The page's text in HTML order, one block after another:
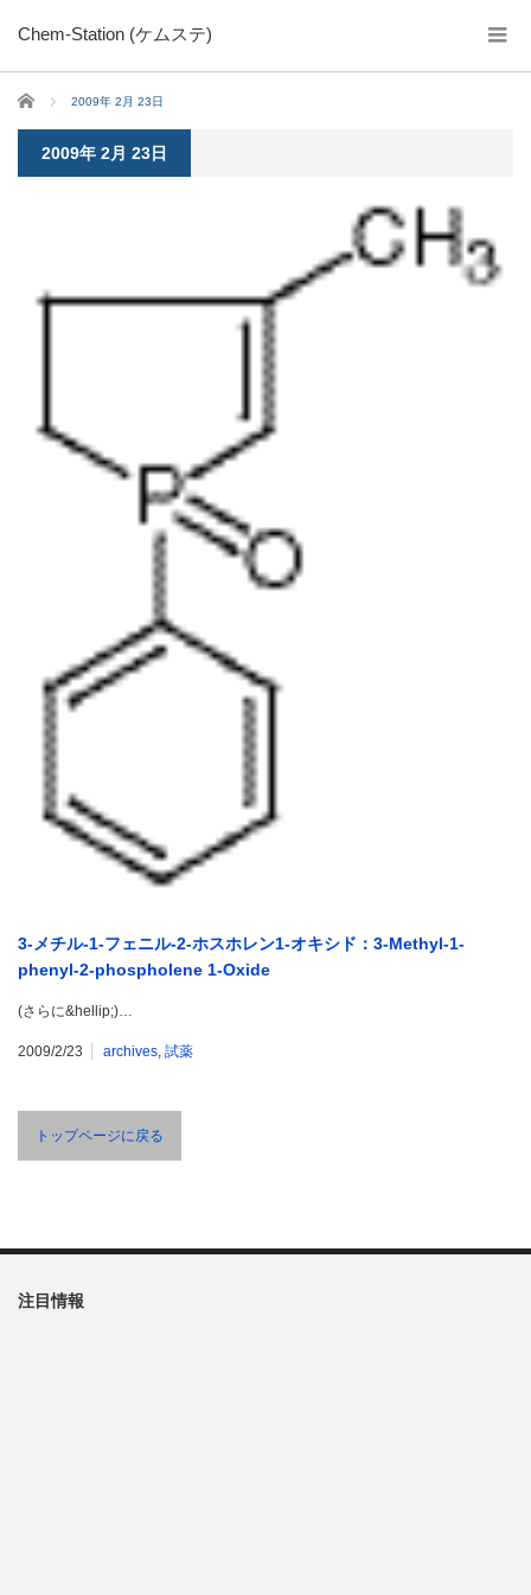
Chem-Station (ケムステ)
ホーム 2009年 2月 23日
2009年 2月 23日
3-メチル-1-フェニル-2-ホスホレン1-オキシド：3-Methyl-1-
phenyl-2-phospholene 1-Oxide
(さらに&hellip;)…
2009/2/23 archives 試薬
トップページに戻る
注目情報